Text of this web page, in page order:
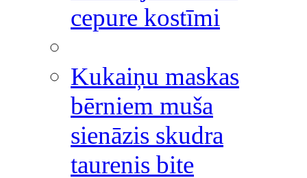
cepure kostīmi
Kukaiņu maskas
bērniem muša
sienāzis skudra
taurenis bite